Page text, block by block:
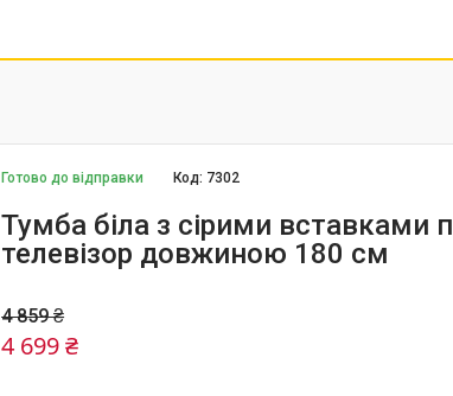
Готово до відправки Код: 7302
Тумба біла з сірими вставками
телевізор довжиною 180 см
4 859 ₴
4 699 ₴